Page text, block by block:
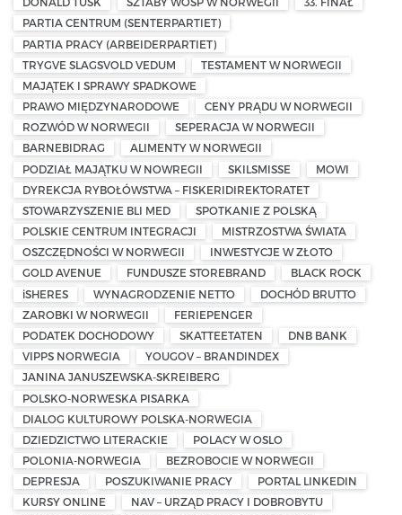
PARTIA CENTRUM (SENTERPARTIET)
PARTIA PRACY (ARBEIDERPARTIET)
TRYGVE SLAGSVOLD VEDUM
TESTAMENT W NORWEGII
MAJĄTEK I SPRAWY SPADKOWE
PRAWO MIĘDZYNARODOWE
CENY PRĄDU W NORWEGII
ROZWÓD W NORWEGII
SEPERACJA W NORWEGII
BARNEBIDRAG
ALIMENTY W NORWEGII
PODZIAŁ MAJĄTKU W NOWREGII
SKILSMISSE
MOWI
DYREKCJA RYBOŁÓWSTWA – FISKERIDIREKTORATET
STOWARZYSZENIE BLI MED
SPOTKANIE Z POLSKĄ
POLSKIE CENTRUM INTEGRACJI
MISTRZOSTWA ŚWIATA
OSZCZĘDNOŚCI W NORWEGII
INWESTYCJE W ZŁOTO
GOLD AVENUE
FUNDUSZE STOREBRAND
BLACK ROCK
iSHERES
WYNAGRODZENIE NETTO
DOCHÓD BRUTTO
ZAROBKI W NORWEGII
FERIEPENGER
PODATEK DOCHODOWY
SKATTEETATEN
DNB BANK
VIPPS NORWEGIA
YOUGOV – BRANDINDEX
JANINA JANUSZEWSKA-SKREIBERG
POLSKO-NORWESKA PISARKA
DIALOG KULTUROWY POLSKA-NORWEGIA
DZIEDZICTWO LITERACKIE
POLACY W OSLO
POLONIA-NORWEGIA
BEZROBOCIE W NORWEGII
DEPRESJA
POSZUKIWANIE PRACY
PORTAL LINKEDIN
KURSY ONLINE
NAV – URZĄD PRACY I DOBROBYTU